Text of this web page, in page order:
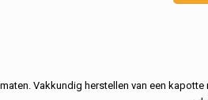
Vakkundig herstellen van een